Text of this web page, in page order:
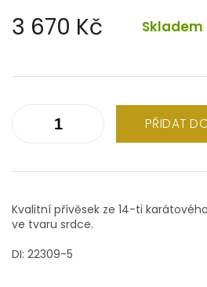
3 670 Kč Skladem
PŘIDAT
Kvalitní přívěsek ze 14-ti
ve tvaru srdce.
DI: 22309-5